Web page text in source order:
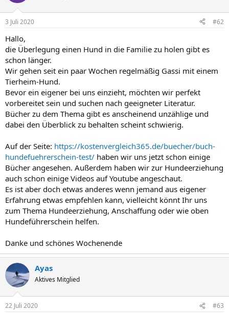
3 Juli 2020 #62
Hallo,
die Überlegung einen Hund in die Familie zu holen gibt es
schon länger.
Wir gehen seit ein paar Wochen regelmäßig Gassi mit einem
Tierheim-Hund.
Bevor ein eigener bei uns einzieht, möchten wir perfekt
vorbereitet sein und suchen nach geeigneter Literatur.
Bücher zu dem Thema gibt es anscheinend unzählige und
dabei den Überblick zu behalten scheint schwierig.
Auf der Seite: https://kostenvergleich365.de/buecher/buch-
hundefuehrerschein-test/ haben wir uns jetzt schon einige
Bücher angesehen. Außerdem haben wir zur Hundeerziehung
auch schon einige Videos auf Youtube angeschaut.
Es ist aber doch etwas anderes wenn jemand aus eigener
Erfahrung etwas empfehlen kann, vielleicht könnt Ihr uns
zum Thema Hundeerziehung, Anschaffung oder wie oben
Hundeführerschein helfen.
Danke und schönes Wochenende
Ayas
Aktives Mitglied
22 Juli 2020 #63